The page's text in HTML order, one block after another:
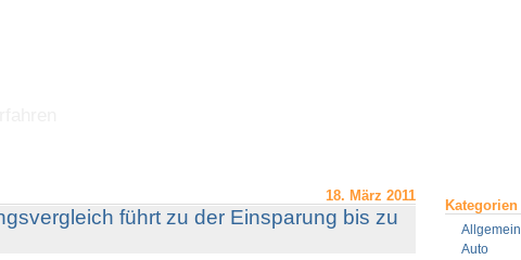
Kategorien
Allgemein
Auto
18. März 2011
führt zu der Einsparung bis zu